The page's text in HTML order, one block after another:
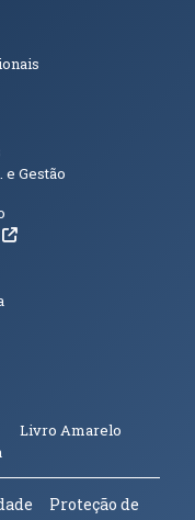
Gestão
(abre em nova janela)
Livro Amarelo
(abre em nova janela)
Proteção de